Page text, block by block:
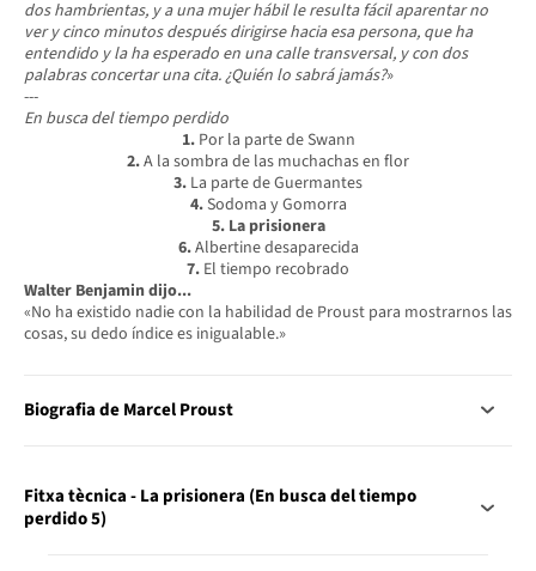
dos hambrientas, y a una mujer hábil le resulta fácil aparentar no
ver y cinco minutos después dirigirse hacia esa persona, que ha
entendido y la ha esperado en una calle transversal, y con dos
palabras concertar una cita. ¿Quién lo sabrá jamás?»
---
En busca del tiempo perdido
1.Por la parte de Swann
2.A la sombra de las muchachas en flor
3. La parte de Guermantes
4.Sodoma y Gomorra
5. La prisionera
6.Albertine desaparecida
7. El tiempo recobrado
Walter Benjamin dijo...
«No ha existido nadie con la habilidad de Proust para mostrarnos las
cosas, su dedo índice es inigualable.»
Biografia de Marcel Proust
Fitxa tècnica - La prisionera (En busca del tiempo
perdido 5)